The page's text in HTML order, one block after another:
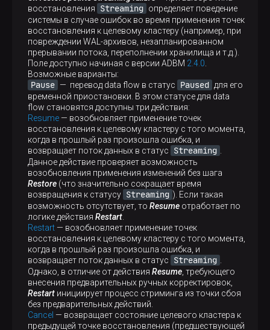
восстановления
Streaming определяет поведение
системы в случае ошибок во время применения точек
восстановления к целевому кластеру (например, при
повреждении WAL-архивов, незапланированном
прерывании потока, переполнении хранилища и т.д.).
Поле доступно начиная с версии ADBM 2.4.0
Возможные варианты:
Pause — перевод data flow в статус Paused для его
временной приостановки. В этом статусе для data
flow становятся доступны три действия:
Resume— возобновляет применение точек
восстановления к целевому кластеру с того момента,
когда в прошлый раз произошла ошибка, и
возвращает поток данных в статус
Streaming
Данное действие проверяет возможность
возобновления применения изменений без шага
Restore (что значительно сокращает время
возвращения к статусу Streaming ). Если такая
возможность отсутствует, то Resume отработает по
логике действия Restart
Restart— возобновляет применение точек
восстановления к целевому кластеру с того момента,
когда в прошлый раз произошла ошибка, и
возвращает поток данных в статус
Streaming
Однако, в отличие от действия Resume , требующего
внесения предварительных ручных корректировок,
Restart инициирует процесс стриминга из точки сбоя
без предварительных действий.
Cancel — возвращает состояние целевого кластера к
предыдущей точке восстановления (предшествующей